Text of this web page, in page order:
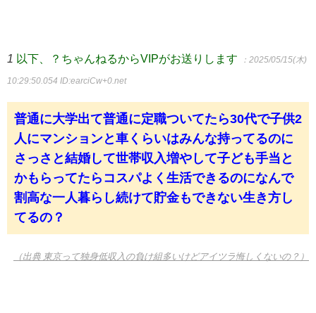
1 以下、？ちゃんねるからVIPがお送りします ：2025/05/15(木)
10:29:50.054 ID:earciCw+0.net
普通に大学出て普通に定職ついてたら30代で子供2
人にマンションと車くらいはみんな持ってるのに
さっさと結婚して世帯収入増やして子ども手当と
かもらってたらコスパよく生活できるのになんで
割高な一人暮らし続けて貯金もできない生き方し
てるの？
（出典 東京って独身低収入の負け組多いけどアイツラ悔しくないの？）